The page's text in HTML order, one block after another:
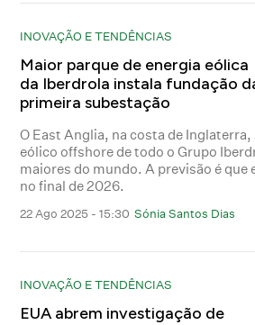
INOVAÇÃO E TENDÊNCIAS
Maior parque de energia eólica
da Iberdrola instala fundação
primeira subestação
O East Anglia, na costa de
eólico offshore de todo o Grupo
maiores do mundo. A previsão é que
no final de 2026.
22 Ago 2025 - 15:30 Sónia Santos Dias
INOVAÇÃO E TENDÊNCIAS
EUA abrem investigação de